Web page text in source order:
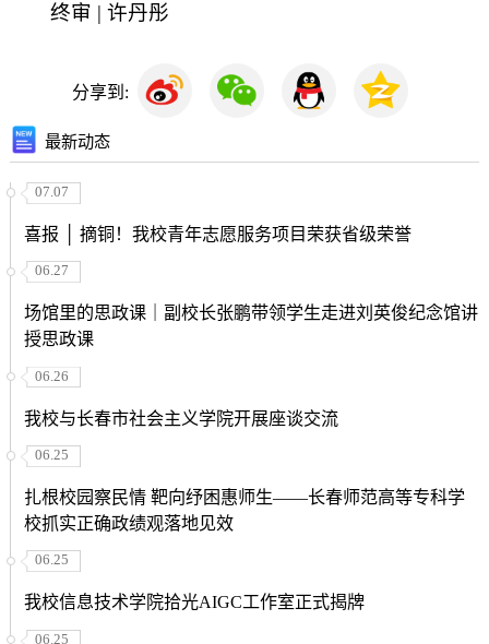
终审 | 许丹彤
分享到:
最新动态
07.07
喜报 │ 摘铜！我校青年志愿服务项目荣获省级荣誉
06.27
场馆里的思政课｜副校长张鹏带领学生走进刘英俊纪念馆讲
授思政课
06.26
我校与长春市社会主义学院开展座谈交流
06.25
扎根校园察民情 靶向纾困惠师生——长春师范高等专科学
校抓实正确政绩观落地见效
06.25
我校信息技术学院拾光AIGC工作室正式揭牌
06.25